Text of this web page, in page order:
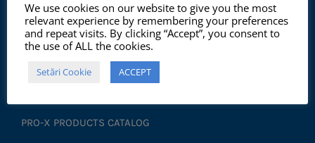
Începând cu anul 2012, ChemSol Group deține
Certificatul Sistemului de Management al Calității
ISO9001:2015 și Certificatul Sistemului de Management
al Mediului ISO14001:2015.
PRO-X PRODUCTS CATALOG
We use cookies on our website to give you the most
relevant experience by remembering your preferences
and repeat visits. By clicking “Accept”, you consent to
the use of ALL the cookies.
Setări Cookie ACCEPT